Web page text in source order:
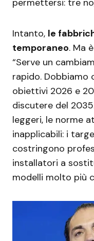
permettersi: tre
Intanto, le
temporaneo. Ma è
“Serve un
rapido. Dobbiamo
obiettivi 2026 e
discutere del
leggeri, le norme
inapplicabili: i
costringono
installatori a
modelli molto più